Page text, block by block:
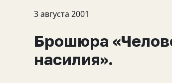
3 августа 2001
Брошюра
насилия».